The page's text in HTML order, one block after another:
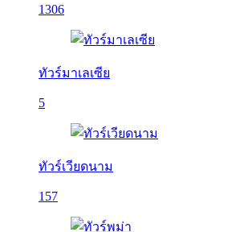
1306
ทัวร์มาเลเซีย
5
ทัวร์เวียดนาม
157